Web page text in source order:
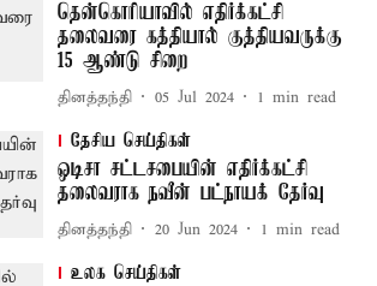
தென்கொரியாவில் எதிர்க்கட்சி
தலைவரை கத்தியால் குத்தியவருக்கு
15 ஆண்டு சிறை
தினத்தந்தி 05 Jul 2024 1 min read
தேசிய செய்திகள்
ஒடிசா சட்டசபையின் எதிர்க்கட்சி
தலைவராக நவீன் பட்நாயக் தேர்வு
தினத்தந்தி 20 Jun 2024 1 min read
உலக செய்திகள்